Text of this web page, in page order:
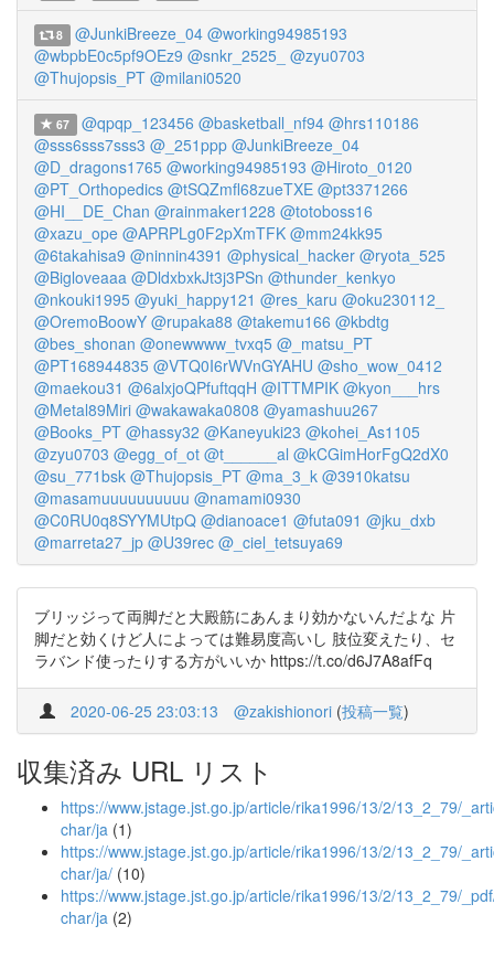
8 @JunkiBreeze_04 @working94985193
@wbpbE0c5pf9OEz9 @snkr_2525_
@zyu0703
@Thujopsis_PT @milani0520
67 @qpqp_123456 @basketball_nf94 @hrs110186
@sss6sss7sss3 @_251ppp @JunkiBreeze_04
@D_dragons1765 @working94985193 @Hiroto_0120
@PT_Orthopedics @tSQZmfl68zueTXE @pt3371266
@HI__DE_Chan @rainmaker1228 @totoboss16
@xazu_ope @APRPLg0F2pXmTFK @mm24kk95
@6takahisa9 @ninnin4391 @physical_hacker @ryota_525
@Bigloveaaa @DldxbxkJt3j3PSn @thunder_kenkyo
@nkouki1995 @yuki_happy121 @res_karu @oku230112_
@OremoBoowY @rupaka88 @takemu166 @kbdtg
@bes_shonan @onewwww_tvxq5 @_matsu_PT
@PT168944835 @VTQ0I6rWVnGYAHU @sho_wow_0412
@maekou31 @6alxjoQPfuftqqH @ITTMPIK @kyon___hrs
@Metal89Miri @wakawaka0808 @yamashuu267
@Books_PT @hassy32 @Kaneyuki23 @kohei_As1105
@zyu0703 @egg_of_ot @t______al @kCGimHorFgQ2dX0
@su_771bsk @Thujopsis_PT @ma_3_k @3910katsu
@masamuuuuuuuuuu @namami0930
@C0RU0q8SYYMUtpQ @dianoace1 @futa091 @jku_dxb
@marreta27_jp @U39rec @_ciel_tetsuya69
ブリッジって両脚だと大殿筋にあんまり効かないんだよな 片
脚だと効くけど人によっては難易度高いし 肢位変えたり、セ
ラバンド使ったりする方がいいか https://t.co/d6J7A8afFq
2020-06-25 23:03:13 @zakishionori (投稿一覧)
収集済み URL リスト
https://www.jstage.jst.go.jp/article/rika1996/13/2/13_2_79/
char/ja (1)
https://www.jstage.jst.go.jp/article/rika1996/13/2/13_2_79/
char/ja/ (10)
https://www.jstage.jst.go.jp/article/rika1996/13/2/13_2_79/
char/ja (2)